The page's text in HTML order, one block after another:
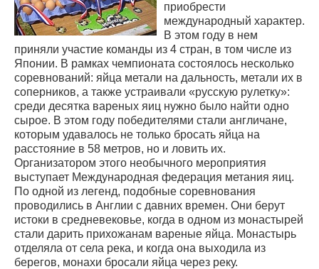
приобрести
международный характер.
В этом году в нем
приняли участие команды из 4 стран, в том числе из
Японии. В рамках чемпионата состоялось несколько
соревнований: яйца метали на дальность, метали их в
соперников, а также устраивали «русскую рулетку»:
среди десятка вареных яиц нужно было найти одно
сырое. В этом году победителями стали англичане,
которым удавалось не только бросать яйца на
расстояние в 58 метров, но и ловить их.
Организатором этого необычного мероприятия
выступает Международная федерация метания яиц.
По одной из легенд, подобные соревнования
проводились в Англии с давних времен. Они берут
истоки в средневековье, когда в одном из монастырей
стали дарить прихожанам вареные яйца. Монастырь
отделяла от села река, и когда она выходила из
берегов, монахи бросали яйца через реку.